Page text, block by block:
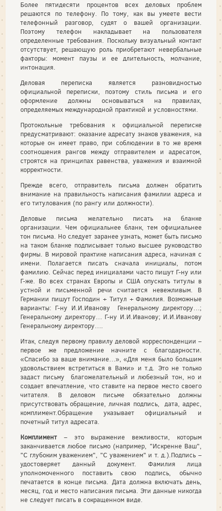
Более пятидесяти процентов всех деловых проблем
решаются по телефону. По тому, как вы умеете вести
телефонный разговор, судят о вашей организации.
Поэтому телефон накладывает на пользователя
определенные требования. Поскольку визуальный контакт
отсутствует, решающую роль приобретают невербальные
факторы: момент паузы и ее длительность, молчание,
интонация.
Деловая переписка является разновидностью
официальной переписки, поэтому стиль письма и его
оформление должны основываться на правилах,
определяемых международной практикой и условностями.
Протокольные требования к официальной переписке
предусматривают: оказание адресату знаков уважения, на
которые он имеет право, при соблюдении в то же время
соотношения рангов между отправителем и адресатом,
строятся на принципах равенства, уважения и взаимной
корректности.
Прежде всего, отправитель письма должен обратить
внимание на правильность написания фамилии адреса и
его титулования (по рангу или должности).
Деловые письма желательно писать на бланке
организации. Чем официальнее бланк, тем официальнее
тон письма. Но следует заранее узнать, может быть письмо
на таком бланке подписывает только высшее руководство
фирмы. В мировой практике написания адреса, начиная с
имени. Полагается писать сначала инициалы, потом
фамилию. Сейчас перед инициалами часто пишут Г-ну или
Г-же. Во всех странах Европы и США опускать титулы в
устной и письменной речи считается невежливым. В
Германии пишут Господин + Титул + Фамилия. Возможные
варианты: Г-ну И.И.Иванову Генеральному директору…;
Генеральному директору… Г-ну И.И.Иванову; И.И.Иванову
Генеральному директору….
Итак, следуя первому правилу деловой корреспонденции –
первое же предложение начните с благодарности.
«Спасибо за ваше внимание…», «Для меня было большим
удовольствием встретиться в Вами» и т.д. Это не только
задаст письму благожелательный и любезный тон, но и
создает впечатление, что ставите на первое место своего
читателя. В деловом письме обязательно должны
присутствовать обращение, личная подпись, дата, адрес,
комплимент.Обращение указывает официальный и
почетный титул адресата.
Комплимент – это выражение вежливости, которым
заканчивается любое письмо (например, "Искренне Ваш",
"С глубоким уважением", "С уважением" и т. д.).Подпись –
удостоверяет данный документ. Фамилия лица
уполномоченного поставить свою подпись, обычно
печатается в конце письма. Дата должна включать день,
месяц, год и место написания письма. Эти данные никогда
не следует писать в сокращенном виде.